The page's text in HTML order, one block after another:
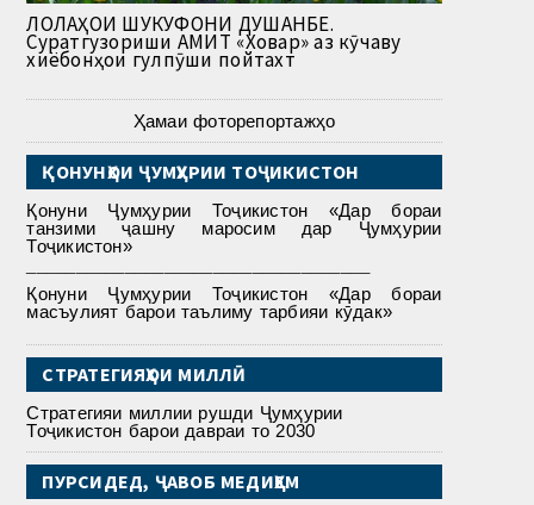
ЛОЛАҲОИ ШУКУФОНИ ДУШАНБЕ.
Суратгузориши АМИТ «Ховар» аз кӯчаву
хиёбонҳои гулпӯши пойтахт
Ҳамаи фоторепортажҳо
ҚОНУНҲОИ ҶУМҲУРИИ ТОҶИКИСТОН
Қонуни Ҷумҳурии Тоҷикистон «Дар бораи
танзими ҷашну маросим дар Ҷумҳурии
Тоҷикистон»
Қонуни Ҷумҳурии Тоҷикистон «Дар бораи
масъулият барои таълиму тарбияи кӯдак»
СТРАТЕГИЯҲОИ МИЛЛӢ
Стратегияи миллии рушди Ҷумҳурии
Тоҷикистон барои давраи то 2030
ПУРСИДЕД, ҶАВОБ МЕДИҲЕМ